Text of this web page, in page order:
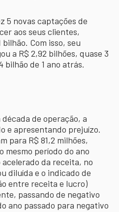
5 novas captações de
aos seus clientes,
Com isso, seu
a R$ 2,92 bilhões, quase 3
bilhão de 1 ano atrás.
de operação, a
e apresentando prejuízo.
para R$ 81,2 milhões,
mesmo período do ano
da receita, no
diluída e o indicado de
entre receita e lucro)
passando de negativo
ano passado para negativo